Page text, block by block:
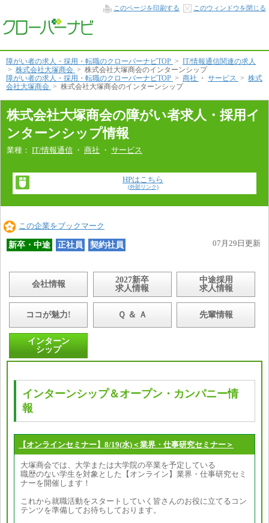
タ
ー
シ
ッ
プ
情
報！
へ
このページを印刷する このウィンドウを閉じる
障がい者の求人・採用・転職のクローバーナビTOP > IT/情報通信関連の求人
> 株式会社大塚商会 > 株式会社大塚商会のインターンシップ
障がい者の求人・採用・転職のクローバーナビTOP > 商社 ・ サービス > 株式
会社大塚商会 > 株式会社大塚商会のインターンシップ
株式会社大塚商会の障がい者求人・採用イ
ンターンシップ情報
業種： IT/情報通信 ・ 商社 ・ サービス
HPはこちら
(外部リンク)
この企業をブックマーク
新卒・中途 正社員 契約社員 07月29日更新
会社情報
2027新卒
求人情報
中途採用
求人情報
ココが魅力! Ｑ ＆ Ａ 先輩情報
インターン
シップ
インターンシップ＆オープン・カンパニー情
報
【オンラインセミナー】8/19(水)＜業界・仕事研究セミナー＞
大塚商会では、大学または大学院の卒業を予定している
職歴のない学生を対象とした【オンライン】業界・仕事研究セミ
ナーを開催します！
これから就職活動をスタートしていく皆さんのお役に立てるコン
テンツを準備してお待ちしております。